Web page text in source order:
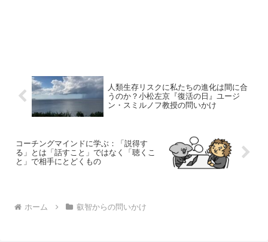
人類生存リスクに私たちの進化は間に合
うのか？小松左京『復活の日』ユージ
ン・スミルノフ教授の問いかけ
コーチングマインドに学ぶ：「説得す
る」とは「話すこと」ではなく「聴くこ
と」で相手にとどくもの
ホーム 叡智からの問いかけ